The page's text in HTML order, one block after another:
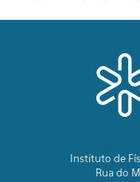
Instituto de
Rua do